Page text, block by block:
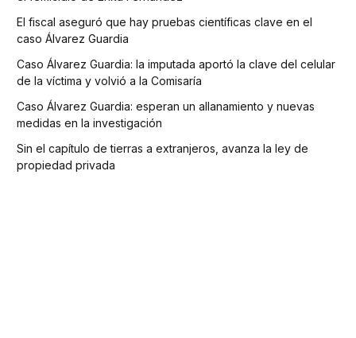
El fiscal aseguró que hay pruebas científicas clave en el
caso Álvarez Guardia
Caso Álvarez Guardia: la imputada aportó la clave del celular
de la víctima y volvió a la Comisaría
Caso Álvarez Guardia: esperan un allanamiento y nuevas
medidas en la investigación
Sin el capítulo de tierras a extranjeros, avanza la ley de
propiedad privada